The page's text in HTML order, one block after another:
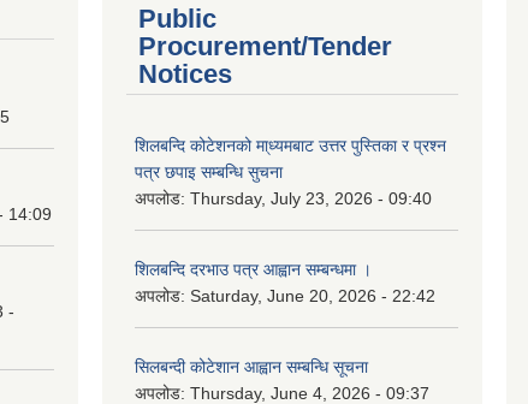
14:09
-
Public
Procurement/Tender
Notices
शिलबन्दि कोटेशनको मा्ध्यमबाट उत्तर पुस्तिका र प्रश्न
पत्र छपाइ सम्बन्धि सुचना
अपलोड: Thursday, July 23, 2026 - 09:40
शिलबन्दि दरभाउ पत्र आह्वान सम्बन्धमा ।
अपलोड: Saturday, June 20, 2026 - 22:42
सिलबन्दी कोटेशान आह्वान सम्बन्धि सूचना
अपलोड: Thursday, June 4, 2026 - 09:37